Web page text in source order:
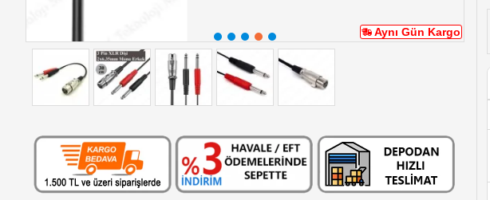
Aynı Gün Kargo